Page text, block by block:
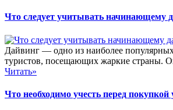
Что следует учитывать начинающему
Дайвинг — одно из наиболее
туристов, посещающих жаркие страны.
Читать»
Что необходимо учесть перед покупкой